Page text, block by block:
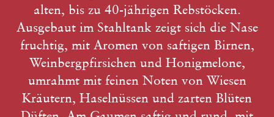
alten, bis zu 40-jährigen Rebstöcken.
Ausgebaut im Stahltank zeigt sich die Nase
fruchtig, mit Aromen von saftigen Birnen,
Weinbergpfirsichen und Honigmelone,
umrahmt mit feinen Noten von Wiesen
Kräutern, Haselnüssen und zarten Blüten